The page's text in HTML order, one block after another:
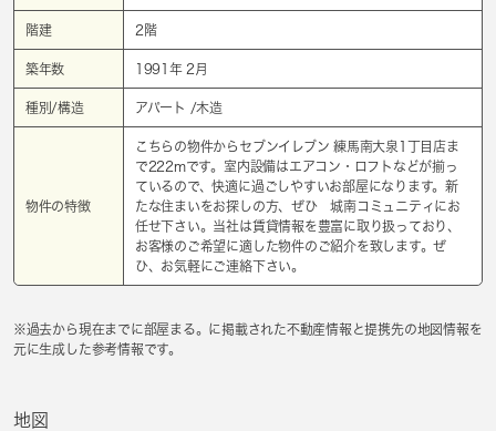
階建 2階
築年数 1991年 2月
種別/構造 アパート /木造
物件の特徴
こちらの物件からセブンイレブン 練馬南大泉1丁目店ま
で222mです。室内設備はエアコン・ロフトなどが揃っ
ているので、快適に過ごしやすいお部屋になります。新
たな住まいをお探しの方、ぜひ 城南コミュニティにお
任せ下さい。当社は賃貸情報を豊富に取り扱っており、
お客様のご希望に適した物件のご紹介を致します。ぜ
ひ、お気軽にご連絡下さい。
※過去から現在までに部屋まる。に掲載された不動産情報と提携先の地図情報を
元に生成した参考情報です。
地図